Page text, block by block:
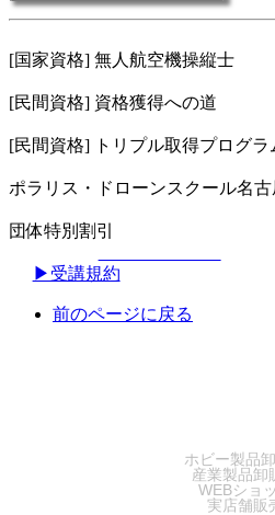
[国家資格] 無人航空機操縦士
[民間資格] 資格獲得への道
[民間資格] トリプル取得プログラ
ポラリス・ドローンスクール名古
団体特別割引
▶︎受講規約
前のページに戻る
ホビー製品
産業製品卸
WEBショ
実店舗販